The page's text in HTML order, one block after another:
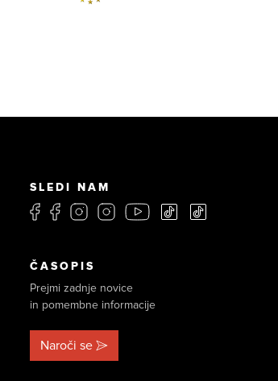
SLEDI NAM
ČASOPIS
Prejmi zadnje novice
in pomembne informacije
Naroči se